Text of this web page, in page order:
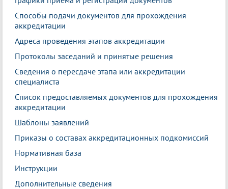
Способы подачи документов для прохождения
аккредитации
Адреса проведения этапов аккредитации
Протоколы заседаний и принятые решения
Сведения о пересдаче этапа или аккредитации
специалиста
Список предоставляемых документов для прохождения
аккредитации
Шаблоны заявлений
Приказы о составах аккредитационных подкомиссий
Нормативная база
Инструкции
Дополнительные сведения